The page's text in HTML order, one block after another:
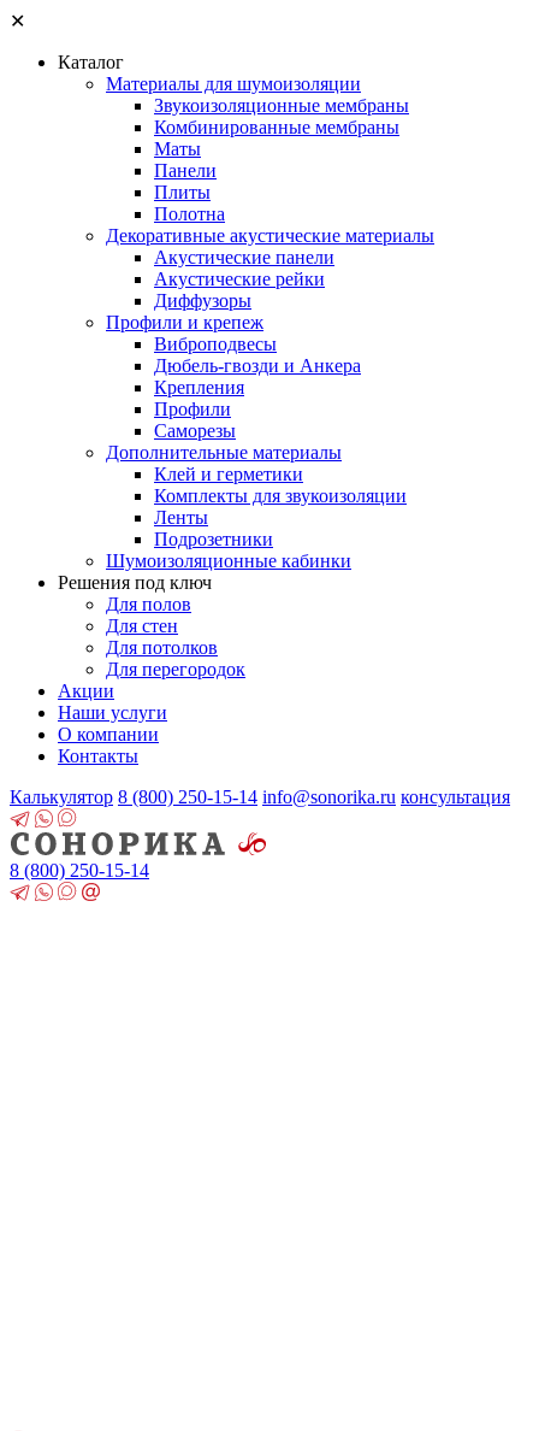
✕
Каталог
Материалы для шумоизоляции
Звукоизоляционные мембраны
Комбинированные мембраны
Маты
Панели
Плиты
Полотна
Декоративные акустические материалы
Акустические панели
Акустические рейки
Диффузоры
Профили и крепеж
Виброподвесы
Дюбель-гвозди и Анкера
Крепления
Профили
Саморезы
Дополнительные материалы
Клей и герметики
Комплекты для звукоизоляции
Ленты
Подрозетники
Шумоизоляционные кабинки
Решения под ключ
Для полов
Для стен
Для потолков
Для перегородок
Акции
Наши услуги
О компании
Контакты
Калькулятор 8 (800) 250-15-14 info@sonorika.ru консультация
8 (800) 250-15-14